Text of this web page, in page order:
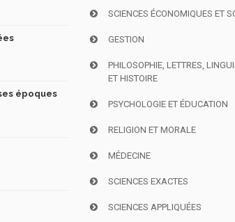
époques
SCIENCES ÉCONOMIQUES ET
GESTION
PHILOSOPHIE, LETTRES,
ET HISTOIRE
PSYCHOLOGIE ET ÉDUCATION
RELIGION ET MORALE
MÉDECINE
SCIENCES EXACTES
SCIENCES APPLIQUÉES